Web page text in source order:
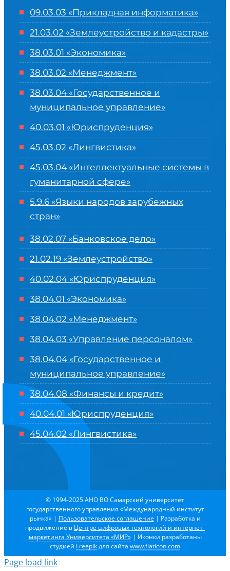
09.03.03 «Прикладная информатика»
21.03.02 «Землеустройство и кадастры»
38.03.01 «Экономика»
38.03.02 «Менеджмент»
38.03.04 «Государственное и
муниципальное управление»
40.03.01 «Юриспруденция»
45.03.02 «Лингвистика»
45.03.04 «Интеллектуальные системы в
гуманитарной сфере»
5.9.6 «Языки народов зарубежных
стран»
38.02.07 «Банковское дело»
21.02.19 «Землеустройство»
40.02.04 «Юриспруденция»
38.04.01 «Экономика»
38.04.02 «Менеджмент»
38.04.03 «Управление персоналом»
38.04.04 «Государственное и
муниципальное управление»
38.04.08 «Финансы и кредит»
40.04.01 «Юриспруденция»
45.04.02 «Лингвистика»
© 1994-2025 АНО ВО Самарский университет
государственного управления «Международный институт
рынка» | Пользовательское соглашение | Разработка и
продвижение в Центре цифровых технологий и интернет-
маркетинга Университета «МИР»| Иконки разработаны
студией Freepikдля сайта www.flaticon.com
Page load link